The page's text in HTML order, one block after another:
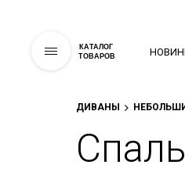
КАТАЛОГ
ТОВАРОВ
ДИВАНЫ